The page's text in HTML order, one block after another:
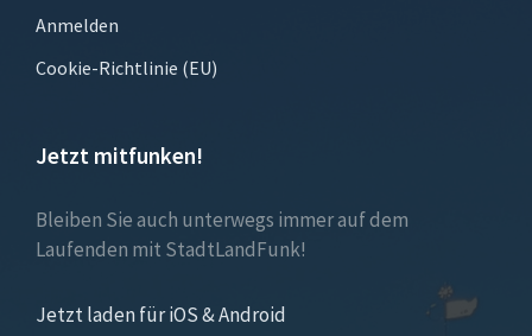
Anmelden
Cookie-Richtlinie (EU)
Jetzt mitfunken!
Bleiben Sie auch unterwegs immer auf dem
Laufenden mit StadtLandFunk!
Jetzt laden für iOS & Android